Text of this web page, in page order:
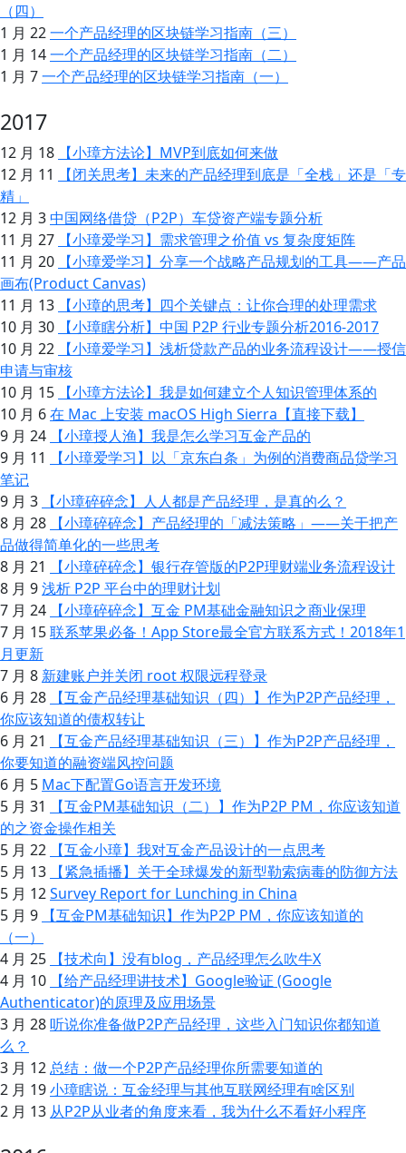
（四）
1 月 22一个产品经理的区块链学习指南（三）
1 月 14一个产品经理的区块链学习指南（二）
1 月 7一个产品经理的区块链学习指南（一）
2017
12 月 18
【小璋方法论】MVP到底如何来做
12 月 11
【闭关思考】未来的产品经理到底是「全栈」还是「专
精」
12 月 3中国网络借贷（P2P）车贷资产端专题分析
11 月 27
【小璋爱学习】需求管理之价值 vs 复杂度矩阵
11 月 20
【小璋爱学习】分享一个战略产品规划的工具——产品
画布(Product Canvas)
11 月 13
【小璋的思考】四个关键点：让你合理的处理需求
10 月 30
【小璋瞎分析】中国 P2P 行业专题分析2016-2017
10 月 22
【小璋爱学习】浅析贷款产品的业务流程设计——授信
申请与审核
10 月 15
【小璋方法论】我是如何建立个人知识管理体系的
10 月 6在 Mac 上安装 macOS High Sierra【直接下载】
9 月 24
【小璋授人渔】我是怎么学习互金产品的
9 月 11
【小璋爱学习】以「京东白条」为例的消费商品贷学习
笔记
9 月 3
【小璋碎碎念】人人都是产品经理，是真的么？
8 月 28
【小璋碎碎念】产品经理的「减法策略」——关于把产
品做得简单化的一些思考
8 月 21
【小璋碎碎念】银行存管版的P2P理财端业务流程设计
8 月 9浅析 P2P 平台中的理财计划
7 月 24
【小璋碎碎念】互金 PM基础金融知识之商业保理
7 月 15联系苹果必备！App Store最全官方联系方式！2018年1
月更新
7 月 8 新建账户并关闭 root 权限远程登录
6 月 28
【互金产品经理基础知识（四）】作为P2P产品经理，
你应该知道的债权转让
6 月 21
【互金产品经理基础知识（三）】作为P2P产品经理，
你要知道的融资端风控问题
6 月 5 Mac下配置Go语言开发环境
5 月 31
【互金PM基础知识（二）】作为P2P PM，你应该知道
的之资金操作相关
5 月 22
【互金小璋】我对互金产品设计的一点思考
5 月 13
【紧急插播】关于全球爆发的新型勒索病毒的防御方法
5 月 12Survey Report for Lunching in China
5 月 9
【互金PM基础知识】作为P2P PM，你应该知道的
（一）
4 月 25
【技术向】没有blog，产品经理怎么吹牛X
4 月 10
【给产品经理讲技术】Google验证 (Google
Authenticator)的原理及应用场景
3 月 28听说你准备做P2P产品经理，这些入门知识你都知道
么？
3 月 12总结：做一个P2P产品经理你所需要知道的
2 月 19小璋瞎说：互金经理与其他互联网经理有啥区别
2 月 13 从P2P从业者的角度来看，我为什么不看好小程序